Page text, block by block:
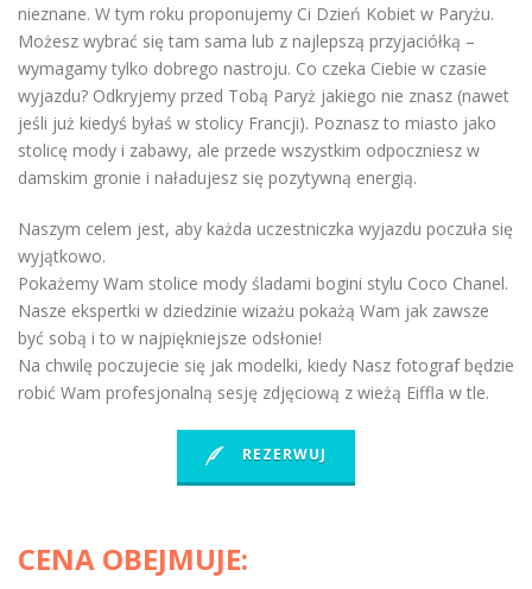
nieznane. W tym roku proponujemy Ci Dzień Kobiet w Paryżu.
Możesz wybrać się tam sama lub z najlepszą przyjaciółką –
wymagamy tylko dobrego nastroju. Co czeka Ciebie w czasie
wyjazdu? Odkryjemy przed Tobą Paryż jakiego nie znasz (nawet
jeśli już kiedyś byłaś w stolicy Francji). Poznasz to miasto jako
stolicę mody i zabawy, ale przede wszystkim odpoczniesz w
damskim gronie i naładujesz się pozytywną energią.
Naszym celem jest, aby każda uczestniczka wyjazdu poczuła się
wyjątkowo.
Pokażemy Wam stolice mody śladami bogini stylu Coco Chanel.
Nasze ekspertki w dziedzinie wizażu pokażą Wam jak zawsze
być sobą i to w najpiękniejsze odsłonie!
Na chwilę poczujecie się jak modelki, kiedy Nasz fotograf będzie
robić Wam profesjonalną sesję zdjęciową z wieżą Eiffla w tle.
REZERWUJ
CENA OBEJMUJE: